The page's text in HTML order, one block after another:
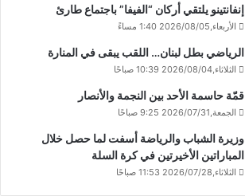
إنفانتينو يلتقي أركان “الفيفا” باجتماع طارئ
الأربعاء,2026/08/05 1:40 مساءً
الرياضي بطل لبنان… اللقب يبقى في المنارة
الثلاثاء,2026/08/04 10:39 صباحًا
قمّة حاسمة الأحد بين النجمة والأنصار
الجمعة,2026/07/31 9:25 صباحًا
وزيرة الشباب والرياضة أسفت لما حصل خلال
المباراتين الأخيرتين في كرة السلة
الثلاثاء,2026/07/28 11:53 صباحًا